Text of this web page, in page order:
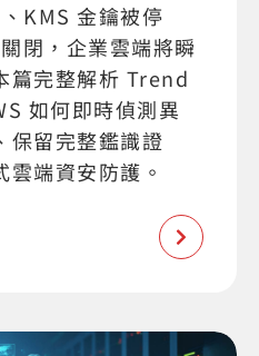
KMS 金鑰被停
閉，企業雲端將瞬
篇完整解析 Trend
如何即時偵測異
保留完整鑑識證
端資安防護。